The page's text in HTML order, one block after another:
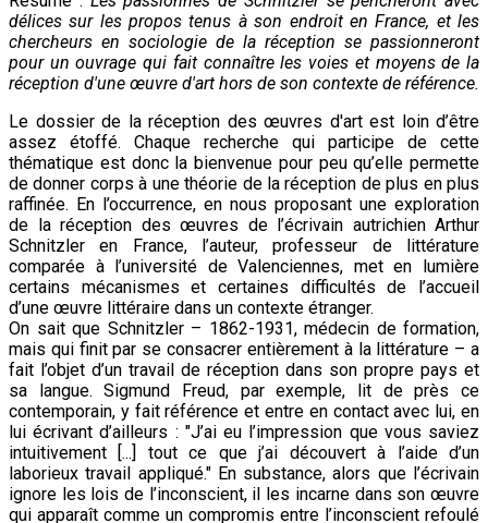
délices sur les propos tenus à son endroit en France, et les
chercheurs en sociologie de la réception se passionneront
pour un ouvrage qui fait connaître les voies et moyens de la
réception d'une œuvre d'art hors de son contexte de référence.
Le dossier de la réception des œuvres d'art est loin d’être
assez étoffé. Chaque recherche qui participe de cette
thématique est donc la bienvenue pour peu qu’elle permette
de donner corps à une théorie de la réception de plus en plus
raffinée. En l’occurrence, en nous proposant une exploration
de la réception des œuvres de l’écrivain autrichien Arthur
Schnitzler en France, l’auteur, professeur de littérature
comparée à l’université de Valenciennes, met en lumière
certains mécanismes et certaines difficultés de l’accueil
d’une œuvre littéraire dans un contexte étranger.
On sait que Schnitzler – 1862-1931, médecin de formation,
mais qui finit par se consacrer entièrement à la littérature – a
fait l’objet d’un travail de réception dans son propre pays et
sa langue. Sigmund Freud, par exemple, lit de près ce
contemporain, y fait référence et entre en contact avec lui, en
lui écrivant d’ailleurs : "J’ai eu l’impression que vous saviez
intuitivement [...] tout ce que j’ai découvert à l’aide d’un
laborieux travail appliqué." En substance, alors que l’écrivain
ignore les lois de l’inconscient, il les incarne dans son œuvre
qui apparaît comme un compromis entre l’inconscient refoulé